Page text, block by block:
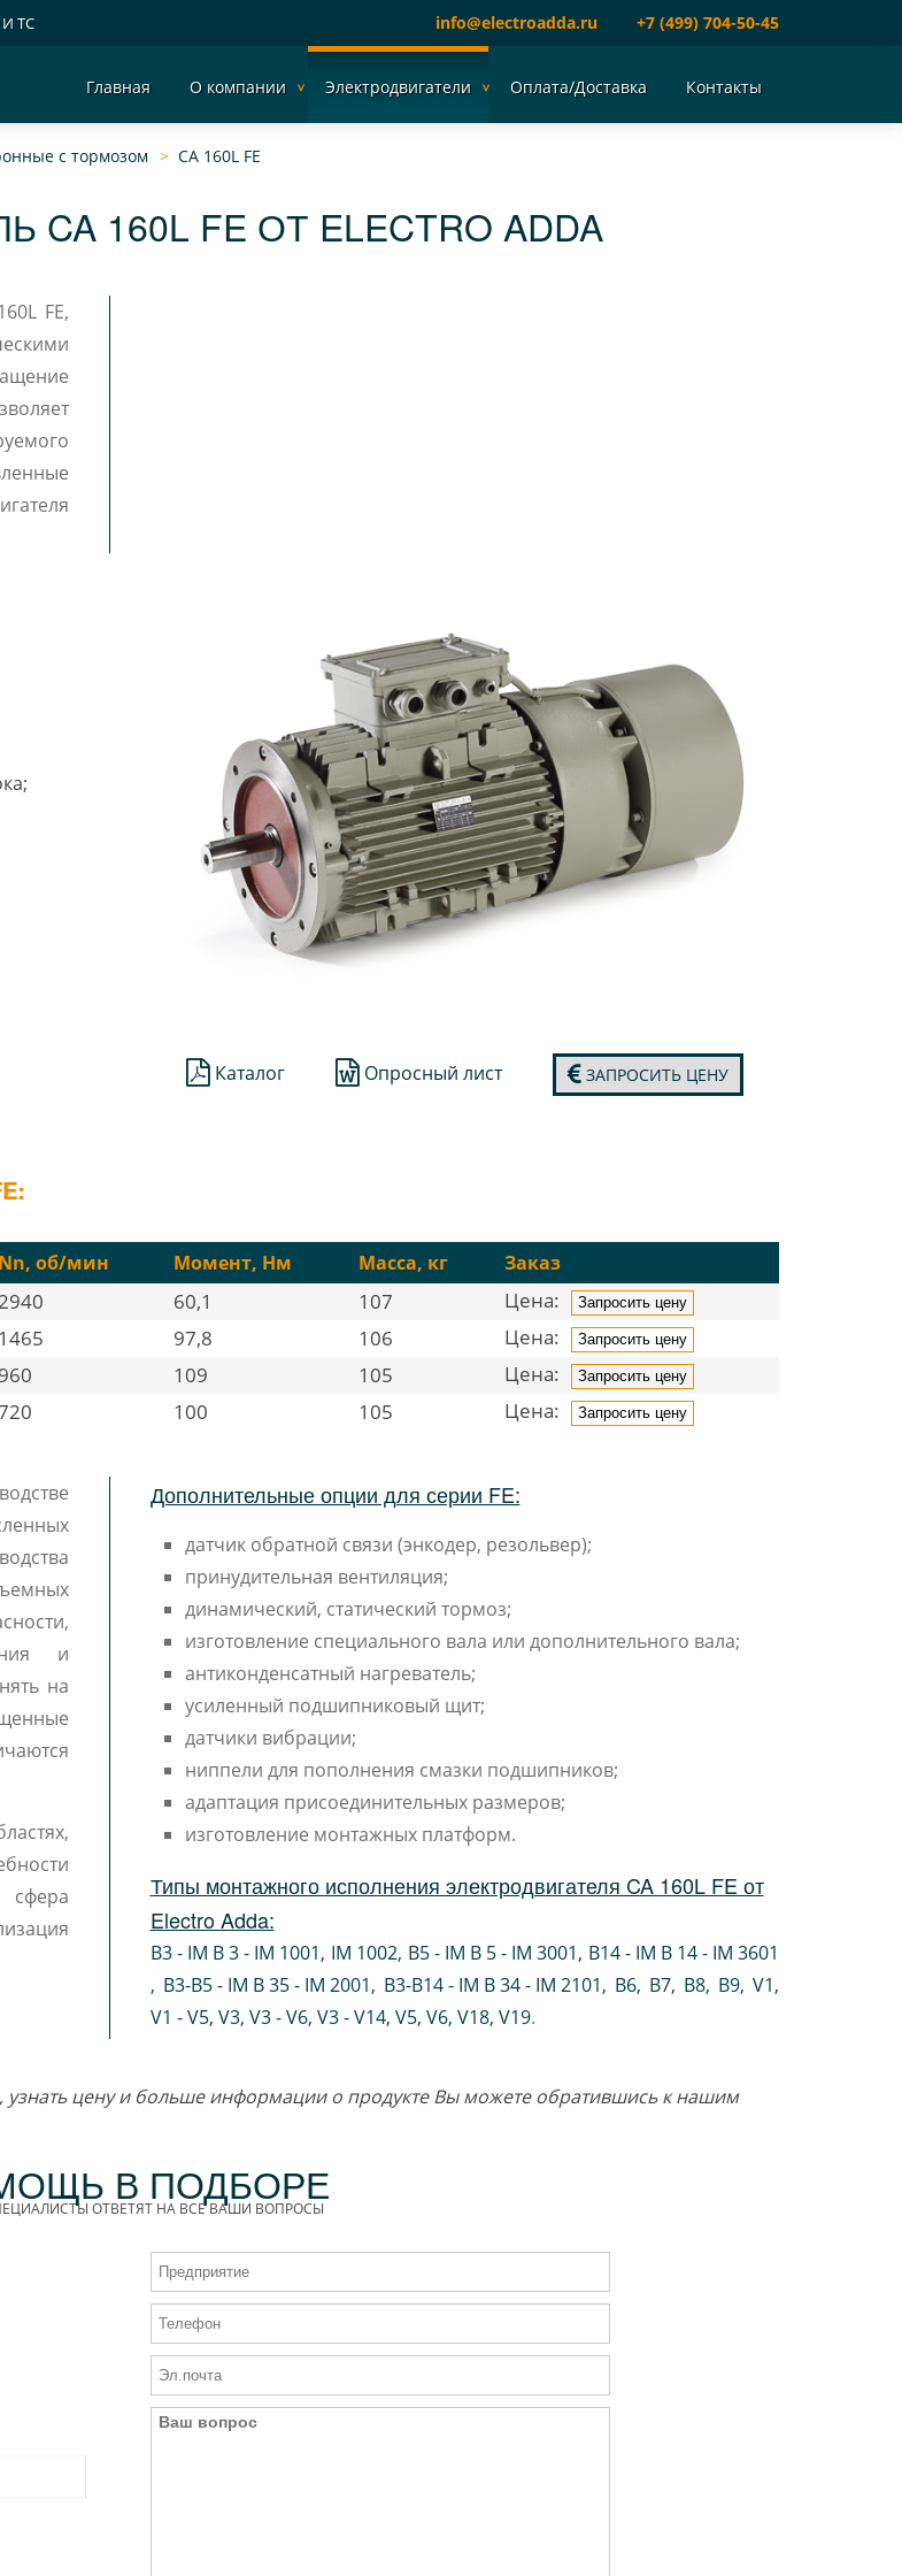
И ТС info@electroadda.ru +7 (499) 704-50-45
Главная О компании Электродвигатели Оплата/Доставка Контакты
c тормозом CA 160L FE
CA 160L FE ОТ ELECTRO ADDA
FE,
Каталог Опросный лист ЗАПРОСИТЬ ЦЕНУ
Nn, об/мин Момент, Нм Масса, кг Заказ
60,1 107 Цена: Запросить цену
1465 97,8 106 Цена: Запросить цену
960 109 105 Цена: Запросить цену
100 105 Цена: Запросить цену
и
на
Дополнительные опции для серии FE:
датчик обратной связи (энкодер, резольвер);
принудительная вентиляция;
динамический, статический тормоз;
изготовление специального вала или дополнительного вала;
антиконденсатный нагреватель;
усиленный подшипниковый щит;
датчики вибрации;
ниппели для пополнения смазки подшипников;
адаптация присоединительных размеров;
изготовление монтажных платформ.
Типы монтажного исполнения электродвигателя CA 160L FE от
Electro Adda:
B3 - IM B 3 - IM 1001, IM 1002, B5 - IM B 5 - IM 3001, B14 - IM B 14 - IM 3601
, B3-B5 - IM B 35 - IM 2001, B3-B14 - IM B 34 - IM 2101, B6, B7, B8, B9, V1
V1 - V5, V3, V3 - V6, V3 - V14, V5, V6, V18, V19.
узнать цену и больше информации о продукте Вы можете обратившись к нашим
В ПОДБОРЕ
ОТВЕТЯТ НА ВСЕ ВАШИ ВОПРОСЫ